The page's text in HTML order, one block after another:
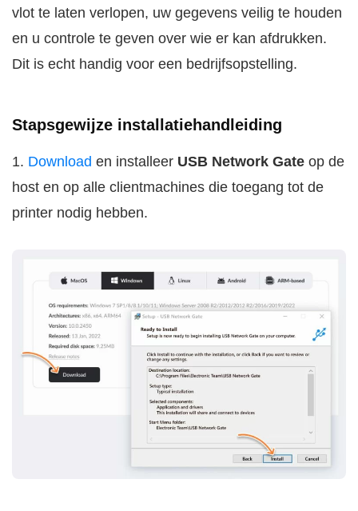
vlot te laten verlopen, uw gegevens veilig te houden
en u controle te geven over wie er kan afdrukken.
Dit is echt handig voor een bedrijfsopstelling.
Stapsgewijze installatiehandleiding
1. Download en installeer USB Network Gate op de
host en op alle clientmachines die toegang tot de
printer nodig hebben.